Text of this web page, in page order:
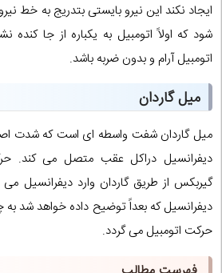
ایجاد نکند این نیرو بایستی بتدریج به خط
شود که اولاً اتومبیل به یکباره از جا
اتومبیل آرام و بدون ضربه باشد.
میل گاردان
میل گاردان شفت واسطه ای است که شدت
دیفرانسیل دراکل عقب متصل می کند.
گیربکس از طریق گاردان وارد دیفرانسیل
دیفرانسیل که بعداً توضیح داده خواهد شد
حرکت اتومبیل می گردد.